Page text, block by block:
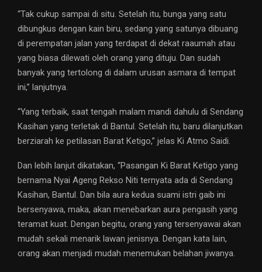
“Tak cukup sampai di situ. Setelah itu, bunga yang satu
dibungkus dengan kain biru, sedang yang satunya dibuang
di perempatan jalan yang terdapat di dekat raaumah atau
yang biasa dilewati oleh orang yang dituju. Dan sudah
banyak yang tertolong di dalam urusan asmara di tempat
ini,” lanjutnya.
“Yang terbaik, saat tengah malam mandi dahulu di Sendang
Kasihan yang terletak di Bantul. Setelah itu, baru dilanjutkan
berziarah ke petilasan Barat Ketigo,” jelas Ki Atmo Saidi.
Dan lebih lanjut dikatakan, “Pasangan Ki Barat Ketigo yang
bernama Nyai Ageng Rekso Niti ternyata ada di Sendang
Kasihan, Bantul. Dan bila aura kedua suami istri gaib ini
bersenyawa, maka, akan menebarkan aura pengasih yang
teramat kuat. Dengan begitu, orang yang tersenyawai akan
mudah sekali menarik lawan jenisnya. Dengan kata lain,
orang akan menjadi mudah menemukan belahan jiwanya.